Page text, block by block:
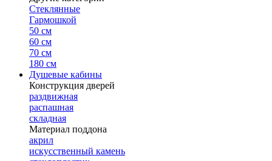
Стеклянные
Гармошкой
50 см
60 см
70 см
180 см
Душевые кабины
Конструкция дверей
раздвижная
распашная
складная
Материал поддона
акрил
искусственный камень